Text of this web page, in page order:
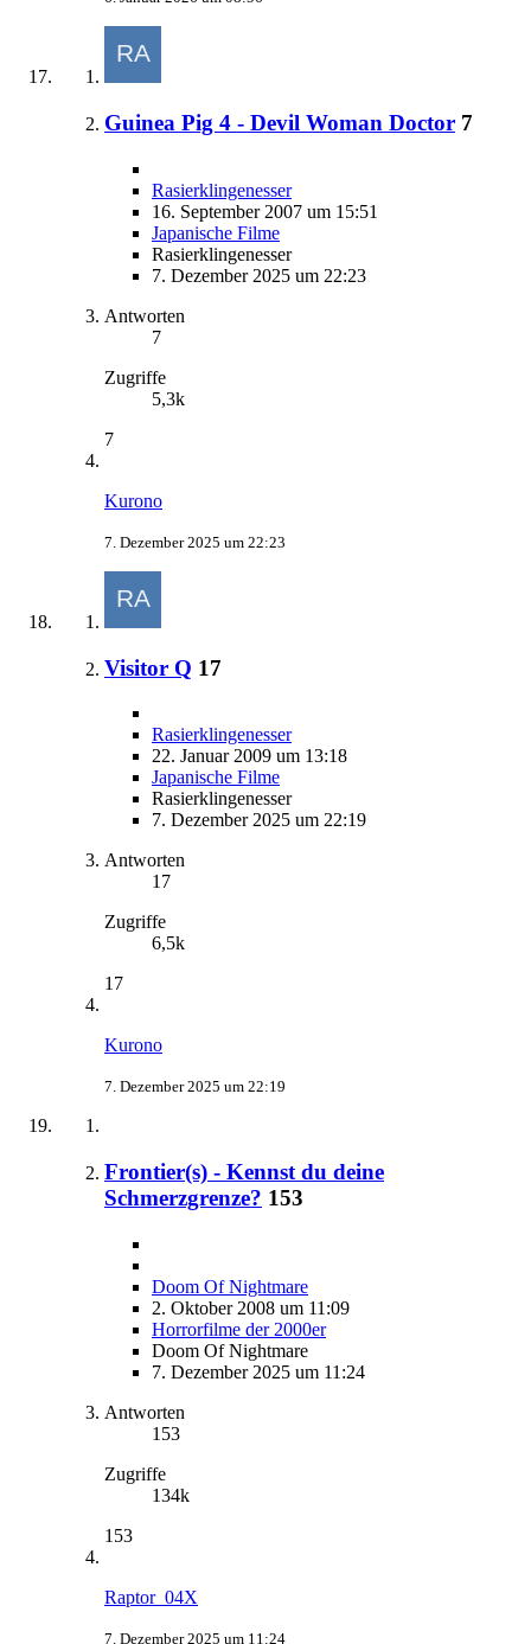
Guinea Pig 4 - Devil Woman Doctor 7
Rasierklingenesser
16. September 2007 um 15:51
Japanische Filme
Rasierklingenesser
7. Dezember 2025 um 22:23
Antworten
7
Zugriffe
5,3k
7
Kurono
7. Dezember 2025 um 22:23
Visitor Q 17
Rasierklingenesser
22. Januar 2009 um 13:18
Japanische Filme
Rasierklingenesser
7. Dezember 2025 um 22:19
Antworten
17
Zugriffe
6,5k
17
Kurono
7. Dezember 2025 um 22:19
Frontier(s) - Kennst du deine
Schmerzgrenze? 153
Doom Of Nightmare
2. Oktober 2008 um 11:09
Horrorfilme der 2000er
Doom Of Nightmare
7. Dezember 2025 um 11:24
Antworten
153
Zugriffe
134k
153
Raptor_04X
7. Dezember 2025 um 11:24